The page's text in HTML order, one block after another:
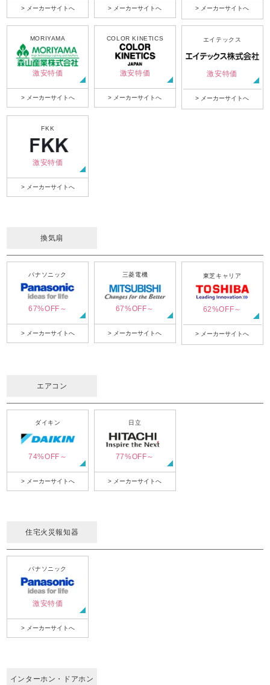
> メーカーサイトへ > メーカーサイトへ > メーカーサイトへ
MORIYAMA
激安特価
> メーカーサイトへ
COLOR KINETICS
激安特価
> メーカーサイトへ
エイテックス
激安特価
> メーカーサイトへ
FKK
激安特価
> メーカーサイトへ
換気扇
パナソニック
67%OFF～
> メーカーサイトへ
三菱電機
67%OFF～
> メーカーサイトへ
東芝キャリア
62%OFF～
> メーカーサイトへ
エアコン
ダイキン
74%OFF～
> メーカーサイトへ
日立
77%OFF～
> メーカーサイトへ
住宅火災報知器
パナソニック
激安特価
> メーカーサイトへ
インターホン・ドアホン